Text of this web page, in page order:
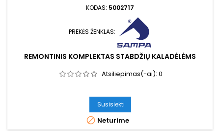
KODAS: 5002717
PREKĖS ŽENKLAS:
REMONTINIS KOMPLEKTAS STABDŽIŲ KALADĖLĖMS
Atsiliepimas(-ai): 0
Susisiekti
 Neturime